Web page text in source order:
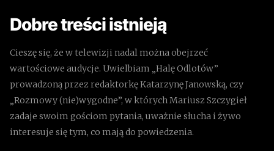
Dobre treści istnieją
Cieszę się, że w telewizji nadal można obejrzeć
wartościowe audycje. Uwielbiam „Halę Odlotów”
prowadzoną przez redaktorkę Katarzynę Janowską, czy
„Rozmowy (nie)wygodne”, w których Mariusz Szczygieł
zadaje swoim gościom pytania, uważnie słucha i żywo
interesuje się tym, co mają do powiedzenia.